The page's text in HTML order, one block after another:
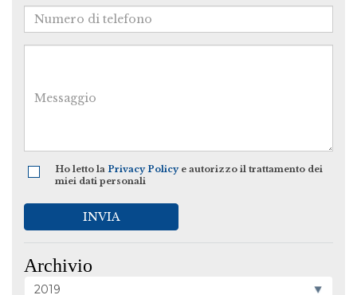
Ho letto la Privacy Policye autorizzo il trattamento dei
miei dati personali
INVIA
Archivio